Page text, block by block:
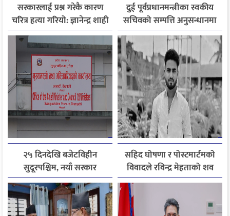
सरकारलाई प्रश्न गरेकै कारण
चरित्र हत्या गरियो: ज्ञानेन्द्र शाही
दुई पूर्वप्रधानमन्त्रीका स्वकीय
सचिवको सम्पत्ति अनुसन्धानमा
अख्तियार
२५ दिनदेखि बजेटविहीन
सुदूरपश्चिम, नयाँ सरकार
गठनसँगै बजेट ल्याउने चुनौती
सहिद घोषणा र पोस्टमार्टमको
विवादले रविन्द्र मेहताको शव
एक सातादेखि अस्पतालमै